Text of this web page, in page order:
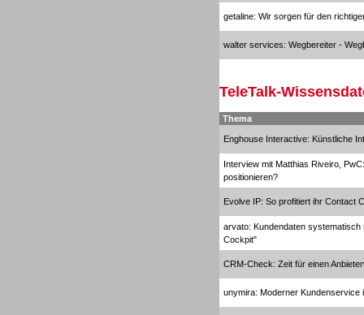
getaline: Wir sorgen für den
walter services: Wegbereiter -
TeleTalk-
Thema
Enghouse Interactive: Künstliche
Interview mit Matthias Riveiro,
positionieren?
Evolve IP: So profitiert ihr Contact
arvato: Kundendaten systematisch
Cockpit"
CRM-Check: Zeit für einen
unymira: Moderner Kundenservice